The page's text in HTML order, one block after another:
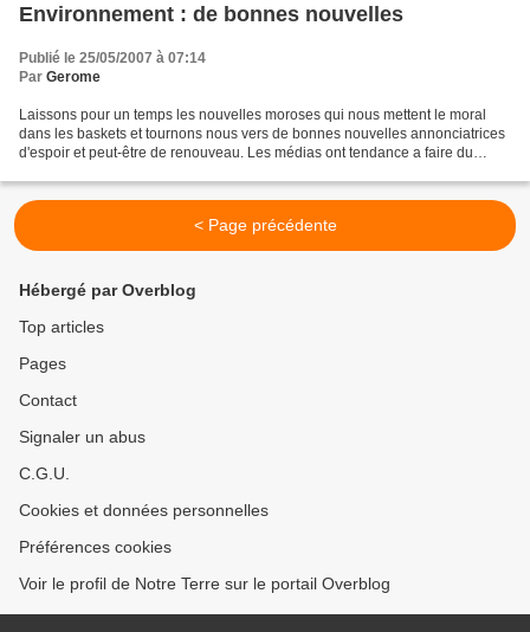
Environnement : de bonnes nouvelles
Publié le 25/05/2007 à 07:14
Par Gerome
Laissons pour un temps les nouvelles moroses qui nous mettent le moral
dans les baskets et tournons nous vers de bonnes nouvelles annonciatrices
d'espoir et peut-être de renouveau. Les médias ont tendance a faire du
< Page précédente
Hébergé par Overblog
Top articles
Pages
Contact
Signaler un abus
C.G.U.
Cookies et données personnelles
Préférences cookies
Voir le profil de Notre Terre sur le portail Overblog